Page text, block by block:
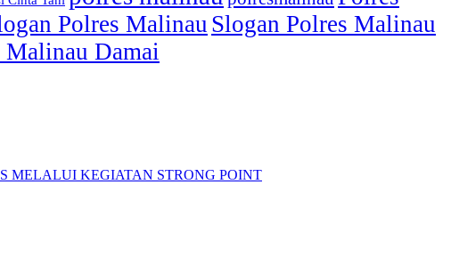
Polres Malinau Slogan Polres Malinau
Malinau Damai
MELALUI KEGIATAN STRONG POINT